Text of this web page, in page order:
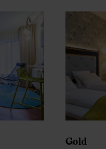
Gold